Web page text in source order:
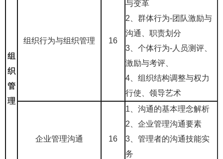
组
织
管
理
组织行为与组织管理 16
与变革
2、群体行为-团队激励与
沟通、职责划分
3、个体行为-人员测评、
激励与考评、
4、组织结构调整与权力
行使、领导艺术
企业管理沟通 16
1、沟通的基本理念解析
2、企业管理沟通要素
3、管理者的沟通技能实
务